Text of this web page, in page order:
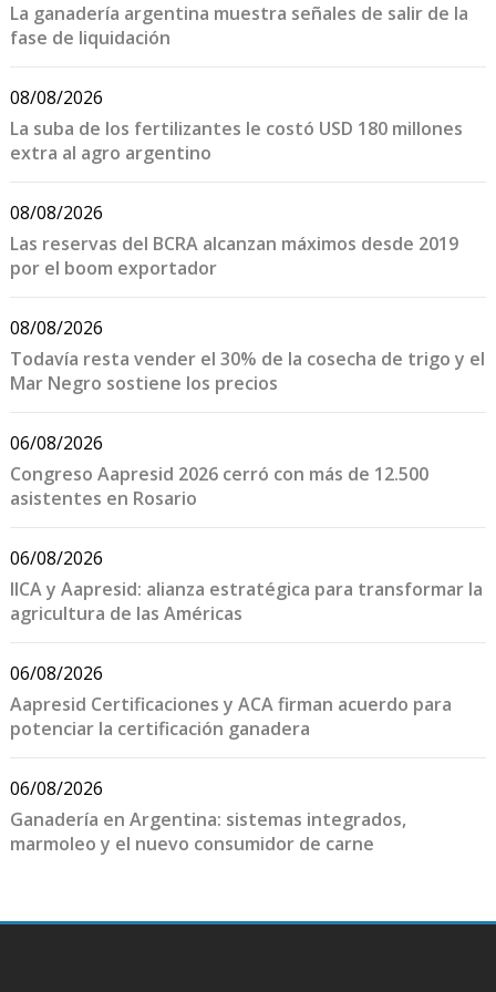
La ganadería argentina muestra señales de salir de la
fase de liquidación
08/08/2026
La suba de los fertilizantes le costó USD 180 millones
extra al agro argentino
08/08/2026
Las reservas del BCRA alcanzan máximos desde 2019
por el boom exportador
08/08/2026
Todavía resta vender el 30% de la cosecha de trigo y el
Mar Negro sostiene los precios
06/08/2026
Congreso Aapresid 2026 cerró con más de 12.500
asistentes en Rosario
06/08/2026
IICA y Aapresid: alianza estratégica para transformar la
agricultura de las Américas
06/08/2026
Aapresid Certificaciones y ACA firman acuerdo para
potenciar la certificación ganadera
06/08/2026
Ganadería en Argentina: sistemas integrados,
marmoleo y el nuevo consumidor de carne